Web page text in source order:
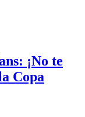
¡No te
Copa